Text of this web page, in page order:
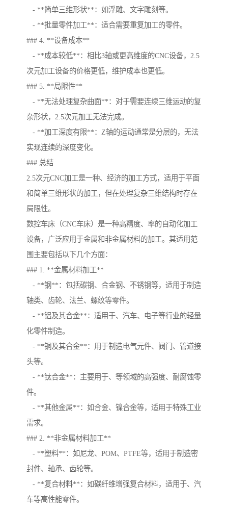
- **简单三维形状**：如浮雕、文字雕刻等。
- **批量零件加工**：适合需要重复加工的零件。
### 4. **设备成本**
- **成本较低**：相比3轴或更高维度的CNC设备，2.5
次元加工设备的价格更低，维护成本也更低。
### 5. **局限性**
- **无法处理复杂曲面**：对于需要连续三维运动的复
杂形状，2.5次元加工无法完成。
- **加工深度有限**：Z轴的运动通常是分层的，无法
实现连续的深度变化。
### 总结
2.5次元CNC加工是一种、经济的加工方式，适用于平面
和简单三维形状的加工，但在处理复杂三维结构时存在
局限性。
数控车床（CNC车床）是一种高精度、率的自动化加工
设备，广泛应用于金属和非金属材料的加工。其适用范
围主要包括以下几个方面：
### 1. **金属材料加工**
- **钢**：包括碳钢、合金钢、不锈钢等，适用于制造
轴类、齿轮、法兰、螺纹等零件。
- **铝及其合金**：适用于、汽车、电子等行业的轻量
化零件制造。
- **铜及其合金**：用于制造电气元件、阀门、管道接
头等。
- **钛合金**：主要用于、等领域的高强度、耐腐蚀零
件。
- **其他金属**：如合金、镍合金等，适用于特殊工业
需求。
### 2. **非金属材料加工**
- **塑料**：如尼龙、POM、PTFE等，适用于制造密
封件、轴承、齿轮等。
- **复合材料**：如碳纤维增强复合材料，适用于、汽
车等高性能零件。